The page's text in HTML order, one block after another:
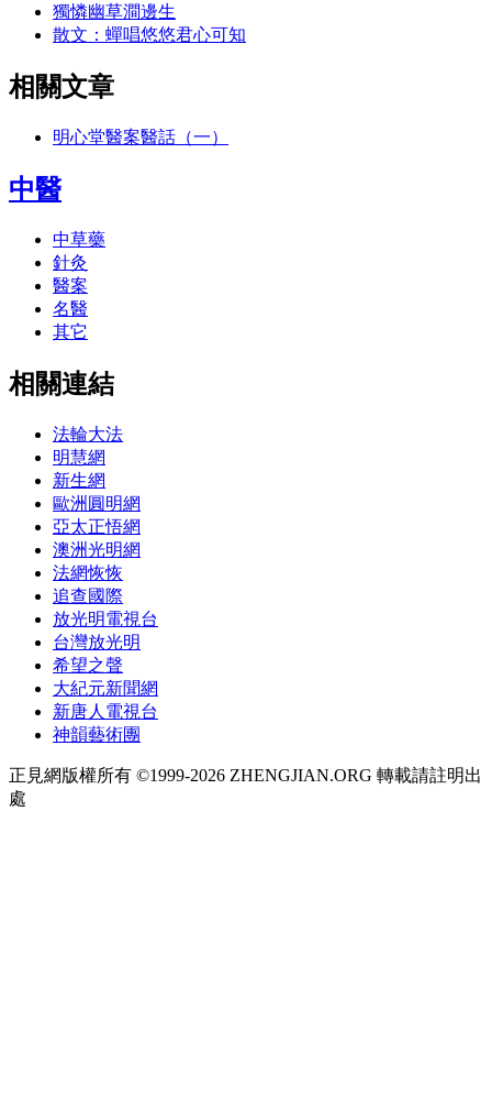
獨憐幽草澗邊生
散文：蟬唱悠悠君心可知
相關文章
明心堂醫案醫話（一）
中醫
中草藥
針灸
醫案
名醫
其它
相關連結
法輪大法
明慧網
新生網
歐洲圓明網
亞太正悟網
澳洲光明網
法網恢恢
追查國際
放光明電視台
台灣放光明
希望之聲
大紀元新聞網
新唐人電視台
神韻藝術團
正見網版權所有 ©1999-2026 ZHENGJIAN.ORG 轉載請註明出
處